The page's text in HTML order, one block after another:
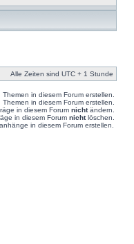
Alle Zeiten sind UTC + 1 Stunde
Themen in diesem Forum erstellen.
in diesem Forum erstellen.
in diesem Forum nichtändern.
in diesem Forum nichtlöschen.
in diesem Forum erstellen.